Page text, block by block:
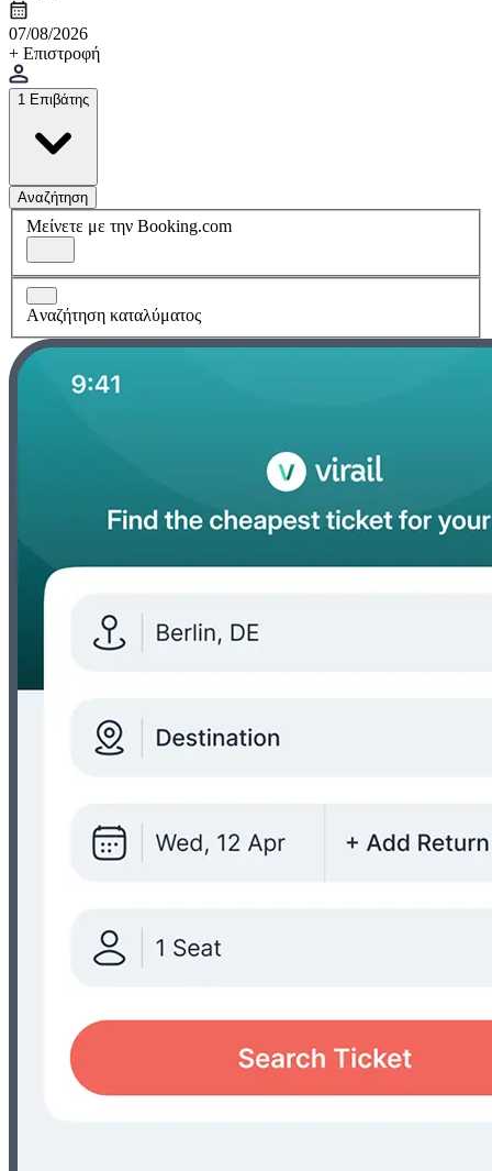
07/08/2026
+ Επιστροφή
1 Επιβάτης
Αναζήτηση
Μείνετε με την Booking.com
Aναζήτηση καταλύματος